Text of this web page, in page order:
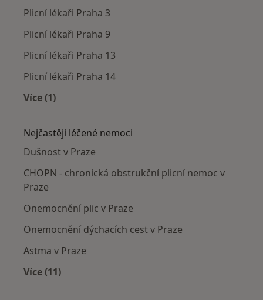
Plicní lékaři Praha 3
Plicní lékaři Praha 9
Plicní lékaři Praha 13
Plicní lékaři Praha 14
Více (1)
Nejčastěji léčené nemoci
Dušnost v Praze
CHOPN - chronická obstrukční plicní nemoc v
Praze
Onemocnění plic v Praze
Onemocnění dýchacích cest v Praze
Astma v Praze
Více (11)